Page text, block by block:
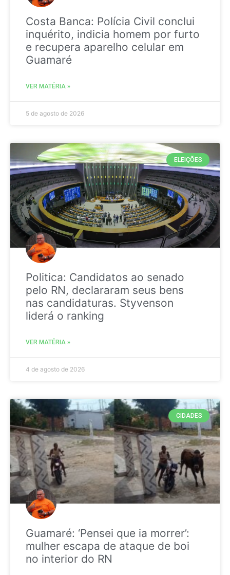
Costa Banca: Polícia Civil conclui
inquérito, indicia homem por furto
e recupera aparelho celular em
Guamaré
VER MATÉRIA »
5 de agosto de 2026
ELEIÇÕES
Politica: Candidatos ao senado
pelo RN, declararam seus bens
nas candidaturas. Styvenson
liderá o ranking
VER MATÉRIA »
4 de agosto de 2026
CIDADES
Guamaré: ‘Pensei que ia morrer’:
mulher escapa de ataque de boi
no interior do RN